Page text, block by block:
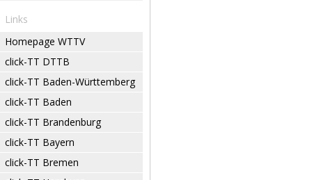
Links
Homepage WTTV
click-TT DTTB
click-TT Baden-Württemberg
click-TT Baden
click-TT Brandenburg
click-TT Bayern
click-TT Bremen